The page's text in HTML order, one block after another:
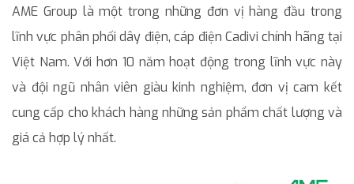
AME Group là một trong những đơn vị hàng đầu trong
lĩnh vực phân phối dây điện, cáp điện Cadivi chính hãng tại
Việt Nam. Với hơn 10 năm hoạt động trong lĩnh vực này
và đội ngũ nhân viên giàu kinh nghiệm, đơn vị cam kết
cung cấp cho khách hàng những sản phẩm chất lượng và
giá cả hợp lý nhất.